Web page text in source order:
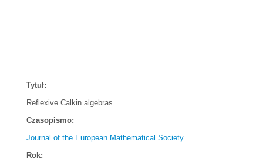
Tytuł:
Reflexive Calkin algebras
Czasopismo:
Journal of the European Mathematical Society
Rok: